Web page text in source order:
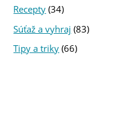
Recepty (34)
Súťaž a vyhraj (83)
Tipy a triky (66)